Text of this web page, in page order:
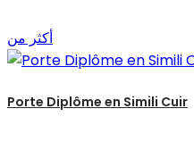
أكثر من
Porte Diplôme en Simili Cuir